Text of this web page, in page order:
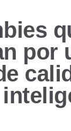
por